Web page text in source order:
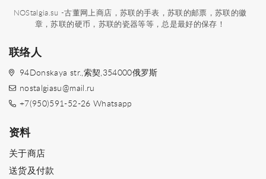
NOStalgia.su -古董网上商店，苏联的手表，苏联的邮票，苏联的徽
章，苏联的硬币，苏联的瓷器等等，总是最好的保存！
联络人
94Donskaya str.,索契,354000俄罗斯
nostalgiasu@mail.ru
+7(950)591-52-26 Whatsapp
资料
关于商店
送货及付款